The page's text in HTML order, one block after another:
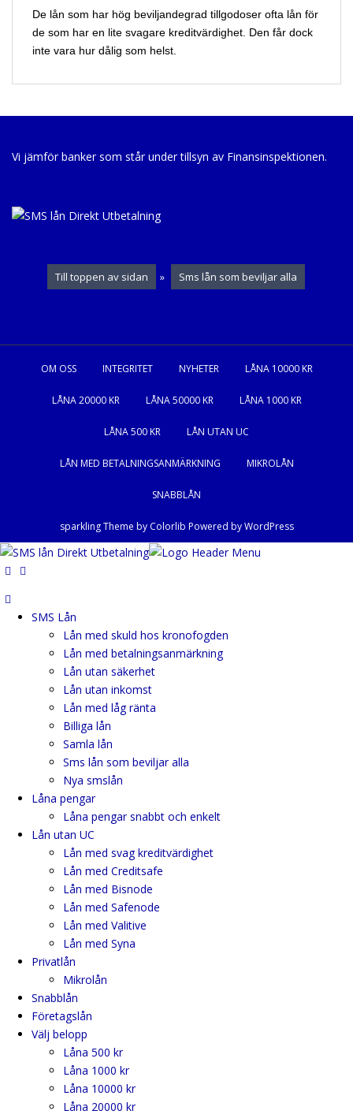
De lån som har hög beviljandegrad tillgodoser ofta lån för
de som har en lite svagare kreditvärdighet. Den får dock
inte vara hur dålig som helst.
Vi jämför banker som står under tillsyn av Finansinspektionen.
Till toppen av sidan » Sms lån som beviljar alla
OM OSS INTEGRITET NYHETER LÅNA 10000 KR
LÅNA 20000 KR LÅNA 50000 KR LÅNA 1000 KR
LÅNA 500 KR LÅN UTAN UC
LÅN MED BETALNINGSANMÄRKNING MIKROLÅN
SNABBLÅN
sparkling Theme by Colorlib Powered byWordPress
SMS Lån
Lån med skuld hos kronofogden
Lån med betalningsanmärkning
Lån utan säkerhet
Lån utan inkomst
Lån med låg ränta
Billiga lån
Samla lån
Sms lån som beviljar alla
Nya smslån
Låna pengar
Låna pengar snabbt och enkelt
Lån utan UC
Lån med svag kreditvärdighet
Lån med Creditsafe
Lån med Bisnode
Lån med Safenode
Lån med Valitive
Lån med Syna
Privatlån
Mikrolån
Snabblån
Företagslån
Välj belopp
Låna 500 kr
Låna 1000 kr
Låna 10000 kr
Låna 20000 kr